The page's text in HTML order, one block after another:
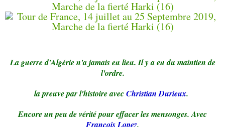
La guerre d'Algérie n'a jamais eu lieu. Il y a eu du maintien de
l'ordre.
la preuve par l'histoire avecChristian Durieux.
Encore un peu de vérité pour effacer les mensonges. Avec
François Lopez.